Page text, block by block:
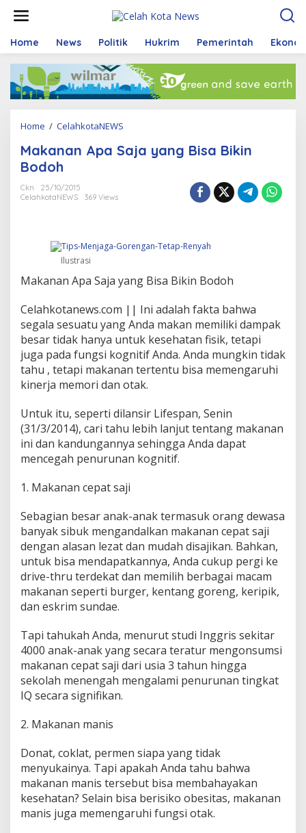
t
Home News Politik Hukrim Pemerintah
Home / CelahkotaNEWS
k
S
a
n
g
B
i
s
a
i
k
i
n
B
d
o
Makanan Apa Saja yang Bisa Bikin
Bodoh
Ckn
25/10/2015
CelahkotaNEWS
369 Views
Ilustrasi
Makanan Apa Saja yang Bisa Bikin Bodoh
Celahkotanews.com || Ini adalah fakta bahwa
segala sesuatu yang Anda makan memiliki dampak
besar tidak hanya untuk kesehatan fisik, tetapi
juga pada fungsi kognitif Anda. Anda mungkin tidak
tahu , tetapi makanan tertentu bisa memengaruhi
kinerja memori dan otak.
Untuk itu, seperti dilansir Lifespan, Senin
(31/3/2014), cari tahu lebih lanjut tentang makanan
ini dan kandungannya sehingga Anda dapat
mencegah penurunan kognitif.
1. Makanan cepat saji
Sebagian besar anak-anak termasuk orang dewasa
banyak sibuk mengandalkan makanan cepat saji
dengan alasan lezat dan mudah disajikan. Bahkan,
untuk bisa mendapatkannya, Anda cukup pergi ke
drive-thru terdekat dan memilih berbagai macam
makanan seperti burger, kentang goreng, keripik,
dan eskrim sundae.
Tapi tahukah Anda, menurut studi Inggris sekitar
4000 anak-anak yang secara teratur mengonsumsi
makanan cepat saji dari usia 3 tahun hingga
sekolah menengah mengalami penurunan tingkat
IQ secara signifikan.
2. Makanan manis
Donat, coklat, permen siapa yang tidak
menyukainya. Tapi apakah Anda tahu bahwa
makanan manis tersebut bisa membahayakan
kesehatan? Selain bisa berisiko obesitas, makanan
manis juga memengaruhi fungsi otak.